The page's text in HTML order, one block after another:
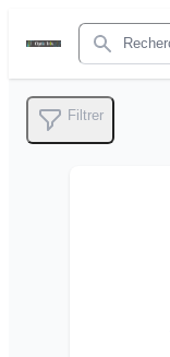
Rechercher
Filtrer